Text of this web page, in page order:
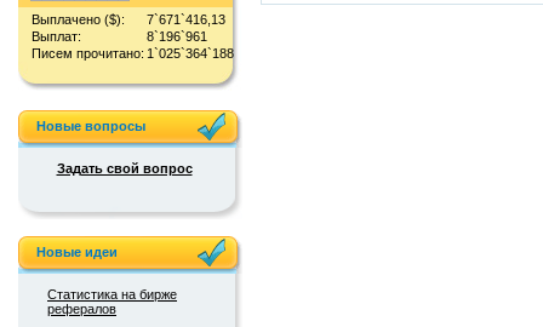
Выплачено ($):
7`671`416,13
Выплат:
8`196`961
Писем прочитано: 1`025`364`188
Новые вопросы
Задать свой вопрос
Новые идеи
Статистика на бирже
рефералов